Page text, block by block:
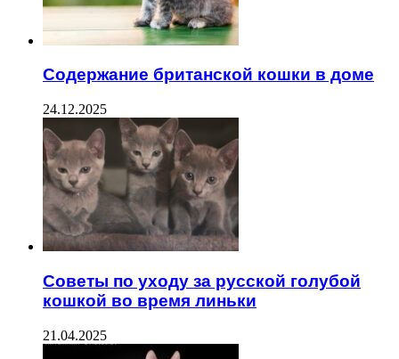
Содержание британской кошки в доме
24.12.2025
Советы по уходу за русской голубой
кошкой во время линьки
21.04.2025